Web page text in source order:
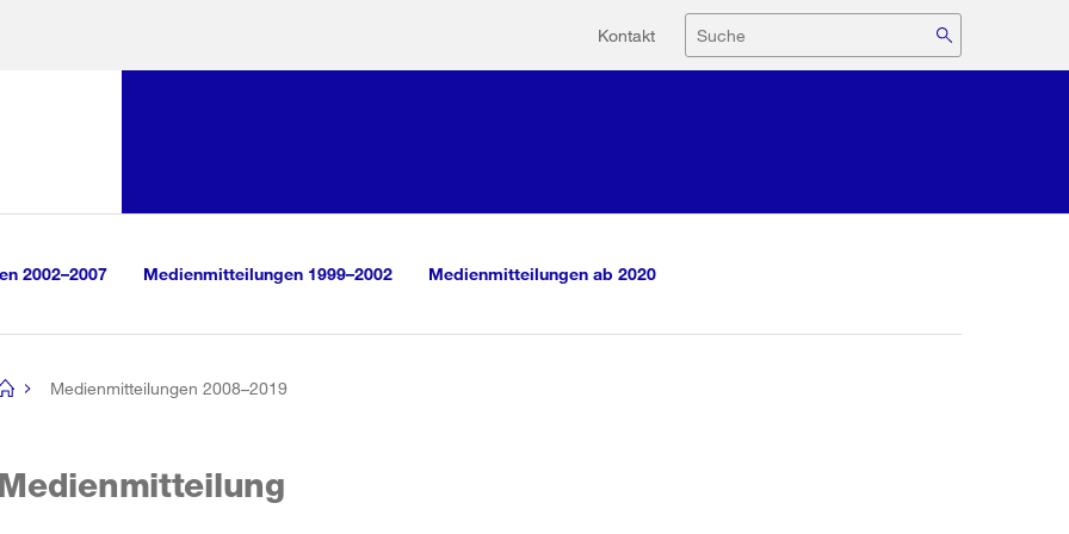
Hilfsnavigation
Kontakt Suche
2002–2007 Medienmitteilungen 1999–2002 Medienmitteilungen ab 2020
Medienmitteilungen 2008–2019